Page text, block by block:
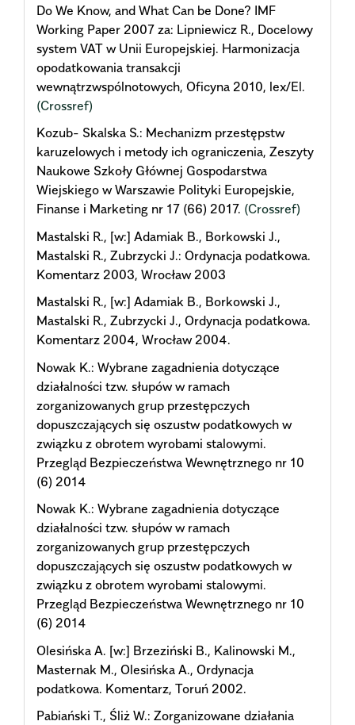
Do We Know, and What Can be Done? IMF
Working Paper 2007 za: Lipniewicz R., Docelowy
system VAT w Unii Europejskiej. Harmonizacja
opodatkowania transakcji
wewnątrzwspólnotowych, Oficyna 2010, lex/El.
(Crossref)
Kozub- Skalska S.: Mechanizm przestępstw
karuzelowych i metody ich ograniczenia, Zeszyty
Naukowe Szkoły Głównej Gospodarstwa
Wiejskiego w Warszawie Polityki Europejskie,
Finanse i Marketing nr 17 (66) 2017. (Crossref)
Mastalski R., [w:] Adamiak B., Borkowski J.,
Mastalski R., Zubrzycki J.: Ordynacja podatkowa.
Komentarz 2003, Wrocław 2003
Mastalski R., [w:] Adamiak B., Borkowski J.,
Mastalski R., Zubrzycki J., Ordynacja podatkowa.
Komentarz 2004, Wrocław 2004.
Nowak K.: Wybrane zagadnienia dotyczące
działalności tzw. słupów w ramach
zorganizowanych grup przestępczych
dopuszczających się oszustw podatkowych w
związku z obrotem wyrobami stalowymi.
Przegląd Bezpieczeństwa Wewnętrznego nr 10
(6) 2014
Nowak K.: Wybrane zagadnienia dotyczące
działalności tzw. słupów w ramach
zorganizowanych grup przestępczych
dopuszczających się oszustw podatkowych w
związku z obrotem wyrobami stalowymi.
Przegląd Bezpieczeństwa Wewnętrznego nr 10
(6) 2014
Olesińska A. [w:] Brzeziński B., Kalinowski M.,
Masternak M., Olesińska A., Ordynacja
podatkowa. Komentarz, Toruń 2002.
Pabiański T., Śliż W.: Zorganizowane działania